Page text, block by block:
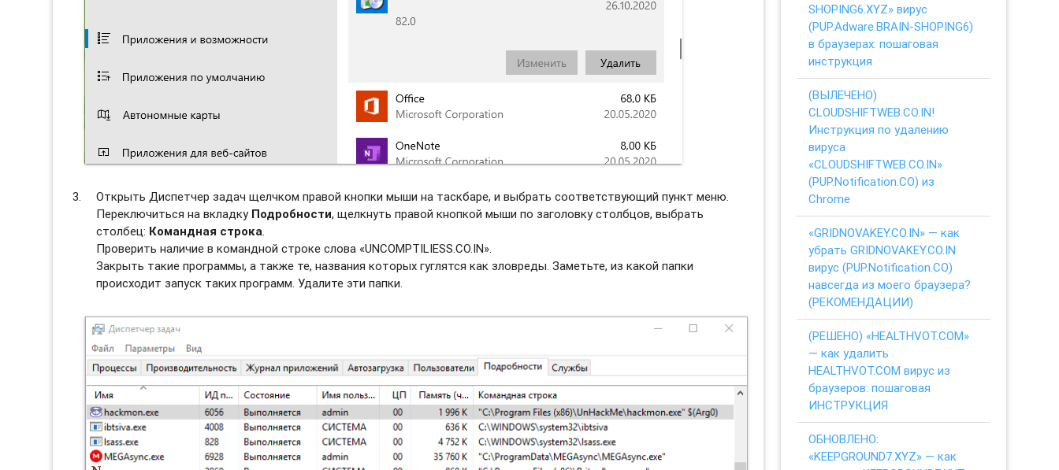
Открыть Диспетчер задач щелчком правой кнопки мыши на таскбаре, и выбрать соотвeтствующий пункт меню.
Переключиться на вкладку Подробности, щелкнуть правой кнопкой мыши по заголовку столбцов, выбрать
столбец: Командная строка
Проверить наличие в командной строке слова «UNCOMPTILIESS.CO.IN».
Закрыть такие программы, а также те, названия которых гуглятся как зловреды. Заметьте, из какой папки
происходит запуск таких программ. Удалите эти папки.
SHOPING6.XYZ» вирус
(PUP.Adware.BRAIN-SHOPING6)
в браузерах: пошаговая
инструкция
(ВЫЛЕЧЕНО)
CLOUDSHIFTWEB.CO.IN!
Инструкция по удалению
вируса
«CLOUDSHIFTWEB.CO.IN»
(PUP.Notification.CO) из
Chrome
«GRIDNOVAKEY.CO.IN» — как
убрать GRIDNOVAKEY.CO.IN
вирус (PUP.Notification.CO)
навсегда из моего браузера?
(РЕКОМЕНДАЦИИ)
(РЕШЕНО) «HEALTHVOT.COM»
— как удалить
HEALTHVOT.COM вирус из
браузеров: пошаговая
ИНСТРУКЦИЯ
ОБНОВЛЕНО:
«KEEPGROUND7.XYZ» — как